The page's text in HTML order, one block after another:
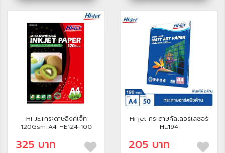
HI-JETกระดาษอิงค์เจ็ท
120Gsm A4 HE124-100
325 บาท
Hi-jet กระดาษคัลเลอร์เลซอร์
HL194
205 บาท